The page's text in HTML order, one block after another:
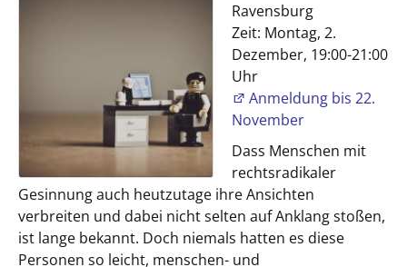
Ravensburg
Zeit: Montag, 2.
Dezember, 19:00-21:00
Uhr
Anmeldung bis 22.
November
Dass Menschen mit
rechtsradikaler
Gesinnung auch heutzutage ihre Ansichten
verbreiten und dabei nicht selten auf Anklang stoßen,
ist lange bekannt. Doch niemals hatten es diese
Personen so leicht, menschen- und